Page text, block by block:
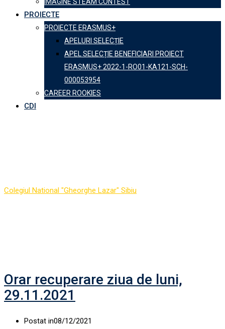
PROIECTE
PROIECTE ERASMUS+
APELURI SELECȚIE
APEL SELECȚIE BENEFICIARI PROIECT
ERASMUS+ 2022-1-RO01-KA121-SCH-
000053954
CAREER ROOKIES
CDI
Colegiul National "Gheorghe Lazar" Sibiu
Orar recuperare ziua de luni,
29.11.2021
Postat in08/12/2021